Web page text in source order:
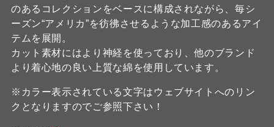
のあるコレクションをベースに構成されながら、毎シ
ーズン“アメリカ”を彷彿させるような加工感のあるアイ
テムを展開。
カット素材にはより神経を使っており、他のブランド
より着心地の良い上質な綿を使用しています。
※カラー表示されている文字はウェブサイトへのリン
クとなりますのでご参照下さい！